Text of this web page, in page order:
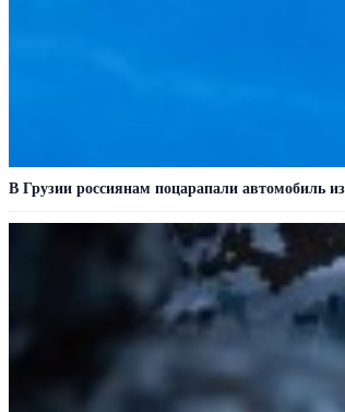
В Грузии россиянам поцарапали автомобиль